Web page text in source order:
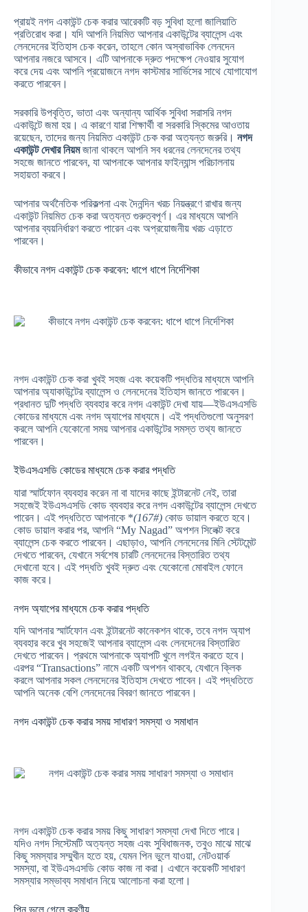
প্রায়ই নগদ একাউন্ট চেক করার আরেকটি বড় সুবিধা হলো জালিয়াতি
প্রতিরোধ করা। যদি আপনি নিয়মিত আপনার একাউন্টের ব্যালেন্স এবং
লেনদেনের ইতিহাস চেক করেন, তাহলে কোন অস্বাভাবিক লেনদেন
আপনার নজরে আসবে। এটি আপনাকে দ্রুত পদক্ষেপ নেওয়ার সুযোগ
করে দেয় এবং আপনি প্রয়োজনে নগদ কাস্টমার সার্ভিসের সাথে যোগাযোগ
করতে পারবেন।
সরকারি উপবৃত্তি, ভাতা এবং অন্যান্য আর্থিক সুবিধা সরাসরি নগদ
একাউন্টে জমা হয়। এ কারণে যারা শিক্ষার্থী বা সরকারি স্কিমের আওতায়
রয়েছেন, তাদের জন্য নিয়মিত একাউন্ট চেক করা অত্যন্ত জরুরি। নগদ
একাউন্ট দেখার নিয়মজানা থাকলে আপনি সব ধরনের লেনদেনের তথ্য
সহজে জানতে পারবেন, যা আপনাকে আপনার ফাইন্যান্স পরিচালনায়
সহায়তা করবে।
আপনার অর্থনৈতিক পরিকল্পনা এবং দৈনন্দিন খরচ নিয়ন্ত্রণে রাখার জন্য
একাউন্ট নিয়মিত চেক করা অত্যন্ত গুরুত্বপূর্ণ। এর মাধ্যমে আপনি
আপনার ব্যয়নির্ধারণ করতে পারেন এবং অপ্রয়োজনীয় খরচ এড়াতে
পারবেন।
কীভাবে নগদ একাউন্ট চেক করবেন: ধাপে ধাপে নির্দেশিকা
নগদ একাউন্ট চেক করা খুবই সহজ এবং কয়েকটি পদ্ধতির মাধ্যমে আপনি
আপনার অ্যাকাউন্টের ব্যালেন্স ও লেনদেনের ইতিহাস জানতে পারবেন।
প্রধানত দুটি পদ্ধতি ব্যবহার করে নগদ একাউন্ট দেখা যায়—ইউএসএসডি
কোডের মাধ্যমে এবং নগদ অ্যাপের মাধ্যমে। এই পদ্ধতিগুলো অনুসরণ
করলে আপনি যেকোনো সময় আপনার একাউন্টের সমস্ত তথ্য জানতে
পারবেন।
ইউএসএসডি কোডের মাধ্যমে চেক করার পদ্ধতি
যারা স্মার্টফোন ব্যবহার করেন না বা যাদের কাছে ইন্টারনেট নেই, তারা
সহজেই ইউএসএসডি কোড ব্যবহার করে নগদ একাউন্টের ব্যালেন্স দেখতে
পারেন। এই পদ্ধতিতে আপনাকে *(167#) কোড ডায়াল করতে হবে।
কোড ডায়াল করার পর, আপনি “My Nagad” অপশন সিলেক্ট করে
ব্যালেন্স চেক করতে পারবেন। এছাড়াও, আপনি লেনদেনের মিনি স্টেটমেন্ট
দেখতে পারবেন, যেখানে সর্বশেষ চারটি লেনদেনের বিস্তারিত তথ্য
দেখানো হবে। এই পদ্ধতি খুবই দ্রুত এবং যেকোনো মোবাইল ফোনে
কাজ করে।
নগদ অ্যাপের মাধ্যমে চেক করার পদ্ধতি
যদি আপনার স্মার্টফোন এবং ইন্টারনেট কানেকশন থাকে, তবে নগদ অ্যাপ
ব্যবহার করে খুব সহজেই আপনার ব্যালেন্স এবং লেনদেনের বিস্তারিত
দেখতে পারবেন। প্রথমে আপনাকে অ্যাপটি খুলে লগইন করতে হবে।
এরপর “Transactions” নামে একটি অপশন থাকবে, যেখানে ক্লিক
করলে আপনার সকল লেনদেনের ইতিহাস দেখতে পাবেন। এই পদ্ধতিতে
আপনি অনেক বেশি লেনদেনের বিবরণ জানতে পারবেন।
নগদ একাউন্ট চেক করার সময় সাধারণ সমস্যা ও সমাধান
নগদ একাউন্ট চেক করার সময় কিছু সাধারণ সমস্যা দেখা দিতে পারে।
যদিও নগদ সিস্টেমটি অত্যন্ত সহজ এবং সুবিধাজনক, তবুও মাঝে মাঝে
কিছু সমস্যার সম্মুখীন হতে হয়, যেমন পিন ভুলে যাওয়া, নেটওয়ার্ক
সমস্যা, বা ইউএসএসডি কোড কাজ না করা। এখানে কয়েকটি সাধারণ
সমস্যার সম্ভাব্য সমাধান নিয়ে আলোচনা করা হলো।